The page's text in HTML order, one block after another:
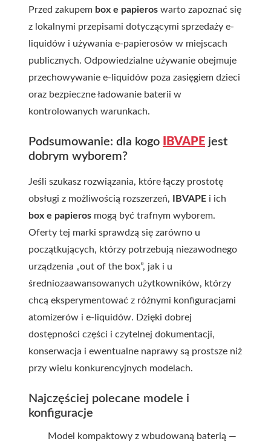
Przed zakupem box e papieros warto zapoznać się
z lokalnymi przepisami dotyczącymi sprzedaży e-
liquidów i używania e-papierosów w miejscach
publicznych. Odpowiedzialne używanie obejmuje
przechowywanie e-liquidów poza zasięgiem dzieci
oraz bezpieczne ładowanie baterii w
kontrolowanych warunkach.
Podsumowanie: dla kogo IBVAPE jest
dobrym wyborem?
Jeśli szukasz rozwiązania, które łączy prostotę
obsługi z możliwością rozszerzeń,
IBVAPE i ich
box e papieros mogą być trafnym wyborem.
Oferty tej marki sprawdzą się zarówno u
początkujących, którzy potrzebują niezawodnego
urządzenia „out of the box”, jak i u
średniozaawansowanych użytkowników, którzy
chcą eksperymentować z różnymi konfiguracjami
atomizerów i e-liquidów. Dzięki dobrej
dostępności części i czytelnej dokumentacji,
konserwacja i ewentualne naprawy są prostsze niż
przy wielu konkurencyjnych modelach.
Najczęściej polecane modele i
konfiguracje
Model kompaktowy z wbudowaną baterią —